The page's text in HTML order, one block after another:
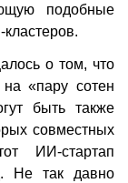
подобные
о том, что
«пару сотен
быть также
совместных
ИИ-стартап
Не так давно